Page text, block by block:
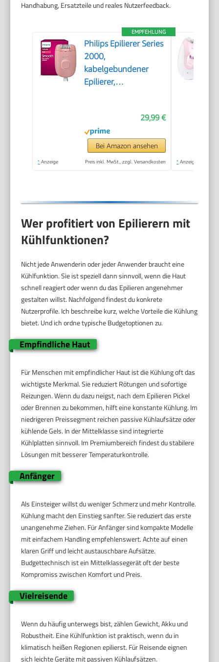
Handhabung, Ersatzteile und reales Nutzerfeedback.
EMPFEHLUNG
Philips Epilierer Series
2000,
kabelgebundener
Epilierer,
29,99 €
Bei Amazon ansehen
* Anzeige Preis inkl. MwSt., zzgl. Versandkosten * Anzeige
Wer profitiert von Epilierern mit
Kühlfunktionen?
Nicht jede Anwenderin oder jeder Anwender braucht eine
Kühlfunktion. Sie ist speziell dann sinnvoll, wenn die Haut
schnell reagiert oder wenn du das Epilieren angenehmer
gestalten willst. Nachfolgend findest du konkrete
Nutzerprofile. Ich beschreibe kurz, welche Vorteile die Kühlung
bietet. Und ich ordne typische Budgetoptionen zu.
Empfindliche Haut
Für Menschen mit empfindlicher Haut ist die Kühlung oft das
wichtigste Merkmal. Sie reduziert Rötungen und sofortige
Reizungen. Wenn du dazu neigst, nach dem Epilieren Pickel
oder Brennen zu bekommen, hilft eine konstante Kühlung. Im
niedrigeren Preissegment reichen passive Kühlaufsätze oder
kühlende Gels. In der Mittelklasse sind integrierte
Kühlplatten sinnvoll. Im Premiumbereich findest du stabilere
Lösungen mit besserer Temperaturkontrolle.
Anfänger
Als Einsteiger willst du weniger Schmerz und mehr Kontrolle.
Kühlung macht den Einstieg sanfter. Sie reduziert das erste
unangenehme Ziehen. Für Anfänger sind kompakte Modelle
mit einfachem Handling empfehlenswert. Achte auf einen
klaren Griff und leicht austauschbare Aufsätze.
Budgettechnisch ist ein Mittelklassegerät oft der beste
Kompromiss zwischen Komfort und Preis.
Vielreisende
Wenn du häufig unterwegs bist, zählen Gewicht, Akku und
Robustheit. Eine Kühlfunktion ist praktisch, wenn du in
klimatisch heißen Regionen epilierst. Für Reisende eignen
sich leichte Geräte mit passiven Kühlaufsätzen.